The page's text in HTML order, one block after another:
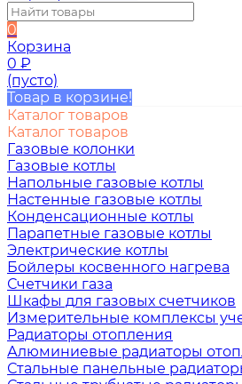
0
Корзина
0 ₽
(пусто)
Товар в корзине!
Каталог товаров
Каталог товаров
Газовые колонки
Газовые котлы
Напольные газовые котлы
Настенные газовые котлы
Конденсационные котлы
Парапетные газовые котлы
Электрические котлы
Бойлеры косвенного нагрева
Счетчики газа
Шкафы для газовых счетчиков
Измерительные комплексы
Радиаторы отопления
Алюминиевые радиаторы
Стальные панельные